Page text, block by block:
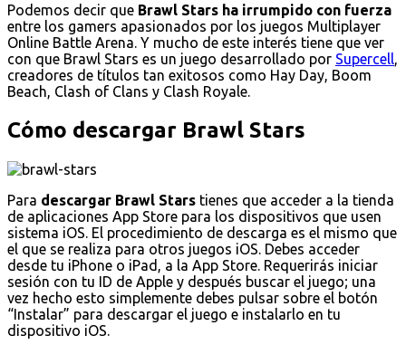
Podemos decir que Brawl Stars ha irrumpido con fuerza
entre los gamers apasionados por los juegos Multiplayer
Online Battle Arena. Y mucho de este interés tiene que ver
con que Brawl Stars es un juego desarrollado por Supercell,
creadores de títulos tan exitosos como Hay Day, Boom
Beach, Clash of Clans y Clash Royale.
Cómo descargar Brawl Stars
Para descargar Brawl Stars tienes que acceder a la tienda
de aplicaciones App Store para los dispositivos que usen
sistema iOS. El procedimiento de descarga es el mismo que
el que se realiza para otros juegos iOS. Debes acceder
desde tu iPhone o iPad, a la App Store. Requerirás iniciar
sesión con tu ID de Apple y después buscar el juego; una
vez hecho esto simplemente debes pulsar sobre el botón
“Instalar” para descargar el juego e instalarlo en tu
dispositivo iOS.